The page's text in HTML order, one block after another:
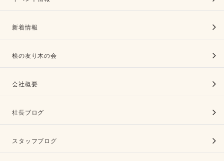
新着情報
桧の友り木の会
会社概要
社長ブログ
スタッフブログ